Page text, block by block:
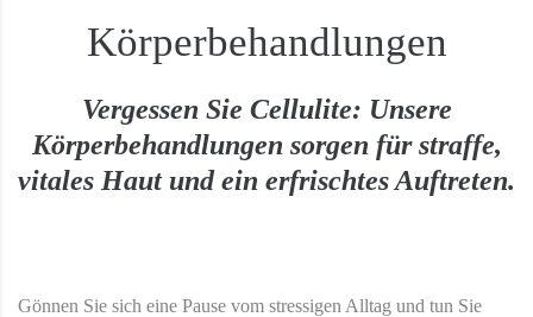
Körperbehandlungen
Vergessen Sie Cellulite: Unsere
Körperbehandlungen sorgen für straffe,
vitales Haut und ein erfrischtes Auftreten.
Gönnen Sie sich eine Pause vom stressigen Alltag und tun Sie